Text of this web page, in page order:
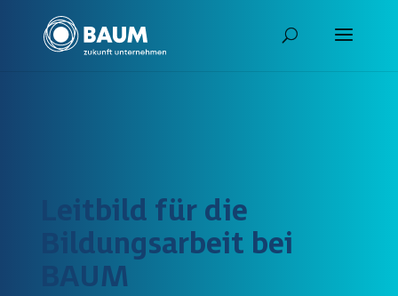
Leitbild für die
Bildungsarbeit bei
BAUM